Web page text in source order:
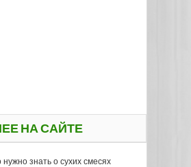
НА САЙТЕ
нужно знать о сухих смесях